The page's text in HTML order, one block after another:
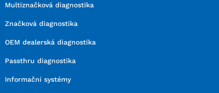
Multiznačková diagnostika
Značková diagnostika
OEM dealerská diagnostika
Passthru diagnostika
Informační systémy